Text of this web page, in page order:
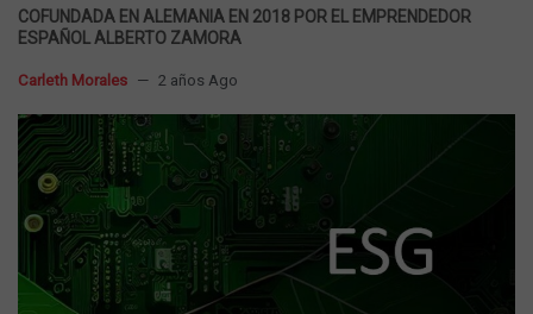
COFUNDADA EN ALEMANIA EN 2018 POR EL EMPRENDEDOR
ESPAÑOL ALBERTO ZAMORA
Carleth Morales 2 años Ago